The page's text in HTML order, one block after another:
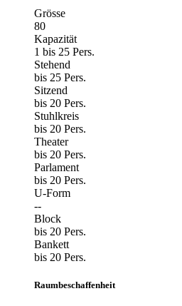
Grösse
80
Kapazität
1 bis 25 Pers.
Stehend
bis 25 Pers.
Sitzend
bis 20 Pers.
Stuhlkreis
bis 20 Pers.
Theater
bis 20 Pers.
Parlament
bis 20 Pers.
U-Form
--
Block
bis 20 Pers.
Bankett
bis 20 Pers.
Raumbeschaffenheit